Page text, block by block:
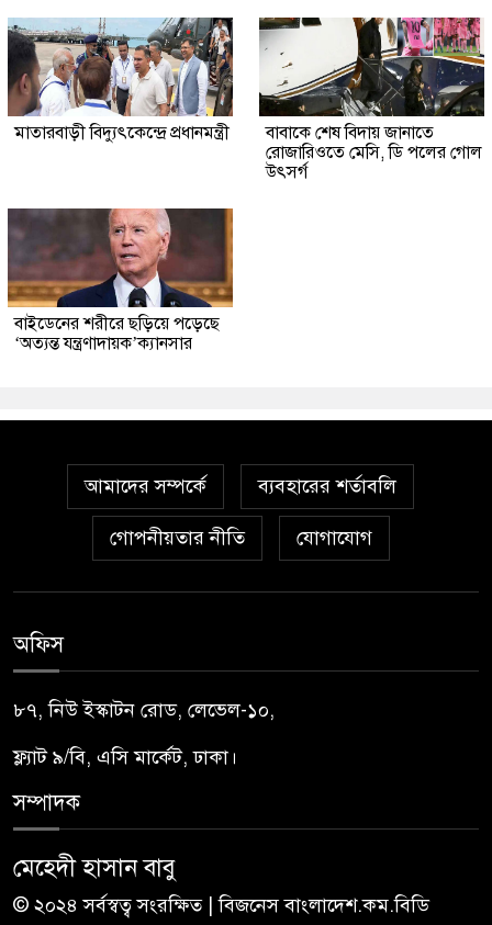
মাতারবাড়ী বিদ্যুৎকেন্দ্রে প্রধানমন্ত্রী
বাবাকে শেষ বিদায় জানাতে
রোজারিওতে মেসি, ডি পলের গোল
উৎসর্গ
বাইডেনের শরীরে ছড়িয়ে পড়েছে
‘অত্যন্ত যন্ত্রণাদায়ক’ক্যানসার
আমাদের সম্পর্কে ব্যবহারের শর্তাবলি
গোপনীয়তার নীতি যোগাযোগ
অফিস
৮৭, নিউ ইস্কাটন রোড, লেভেল-১০,
ফ্ল্যাট ৯/বি, এসি মার্কেট, ঢাকা।
সম্পাদক
মেহেদী হাসান বাবু
© ২০২৪ সর্বস্বত্ব সংরক্ষিত | বিজনেস বাংলাদেশ.কম.বিডি